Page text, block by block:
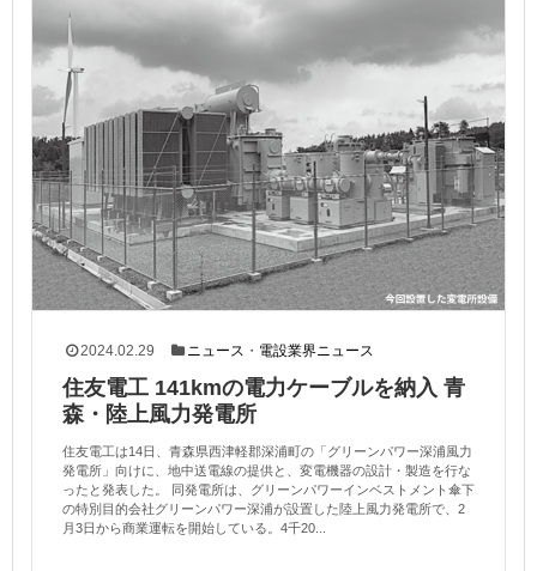
2024.02.29 ニュース ・ 電設業界ニュース
住友電工 141kmの電力ケーブルを納入 青
森・陸上風力発電所
住友電工は14日、青森県西津軽郡深浦町の「グリーンパワー深浦風力
発電所」向けに、地中送電線の提供と、変電機器の設計・製造を行な
ったと発表した。 同発電所は、グリーンパワーインベストメント傘下
の特別目的会社グリーンパワー深浦が設置した陸上風力発電所で、2
月3日から商業運転を開始している。4千20...